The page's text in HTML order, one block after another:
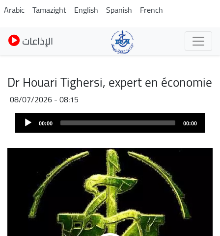
Skip
to
main
content
Arabic Tamazight English Spanish French
الإذاعات
Dr Houari Tighersi, expert en économie
08/07/2026 - 08:15
Fichier
Audio
Player 00:00 00:00